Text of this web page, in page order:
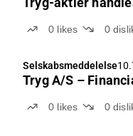
0 likes 0
Selskabsmeddelelse
Tryg A/S –
0 likes 0